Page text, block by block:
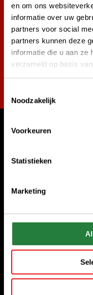
en om ons
informatie over uw
partners voor social
partners kunnen deze
informatie die u aan ze
verzameld op basis
Noodzakelijk
Voorkeuren
Statistieken
Marketing
aangemeld.
Word ook lid van de
golf aanbiedingen!
Waar kunnen we u
Bel ons gerust
Chat met ons
Stuur ons een e-
Klantenservice